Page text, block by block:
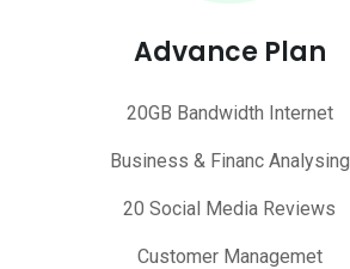
Advance Plan
20GB Bandwidth Internet
Business & Financ Analysing
20 Social Media Reviews
Customer Managemet